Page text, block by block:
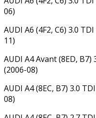
06)
AUDI A6 (4F2, C6) 3.0
11)
AUDI A4 Avant (8ED,
(2006-08)
AUDI A4 (8EC, B7) 3.0
08)